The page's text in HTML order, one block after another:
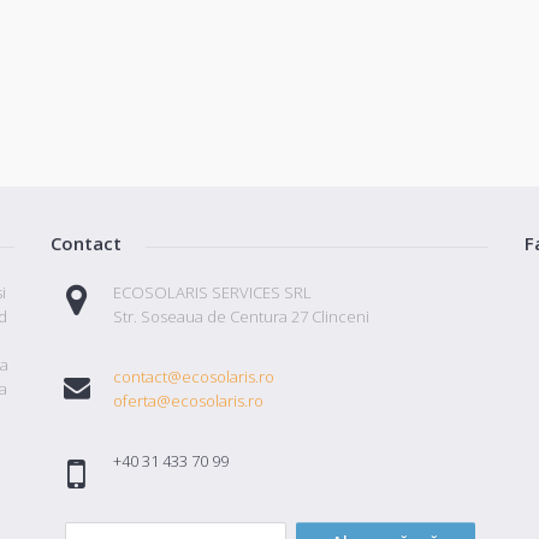
Contact
ECOSOLARIS SERVICES SRL
Str. Soseaua de Centura 27 Clinceni
contact@ecosolaris.ro
oferta@ecosolaris.ro
+40 31 433 70 99